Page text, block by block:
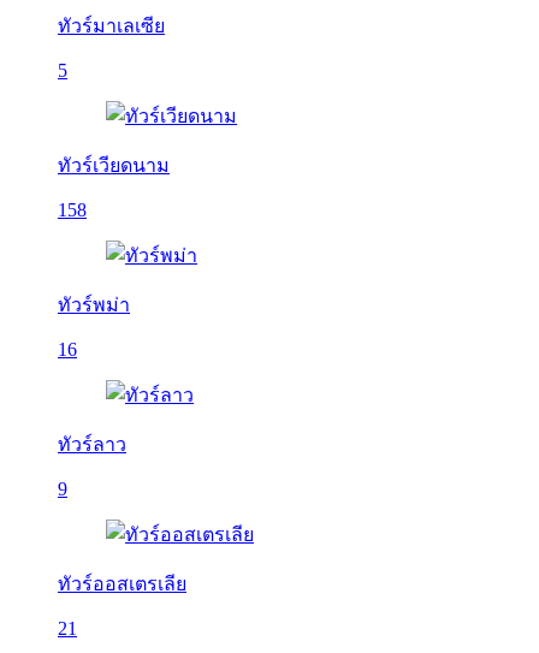
ทัวร์มาเลเซีย
5
ทัวร์เวียดนาม
158
ทัวร์พม่า
16
ทัวร์ลาว
9
ทัวร์ออสเตรเลีย
21